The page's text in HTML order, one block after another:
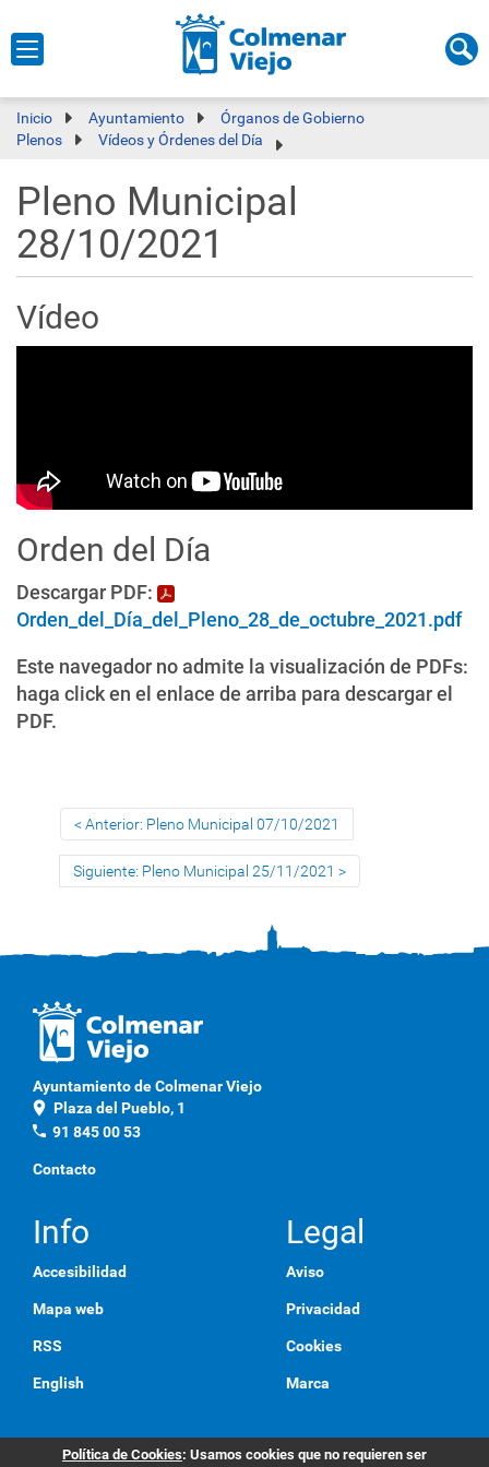
Inicio Ayuntamiento
Órganos de Gobierno
Plenos
Vídeos y Órdenes del Día
Pleno Municipal
28/10/2021
Vídeo
Orden del Día
Descargar PDF:
Orden_del_Día_del_Pleno_28_de_octubre_2021.pdf
Este navegador no admite la visualización de PDFs:
haga click en el enlace de arriba para descargar el
PDF.
Anterior: Pleno Municipal 07/10/2021
Siguiente: Pleno Municipal 25/11/2021
Ayuntamiento de Colmenar Viejo
location_on Plaza del Pueblo, 1
phone 91 845 00 53
Contacto
Info
Accesibilidad
Mapa web
RSS
English
Legal
Aviso
Privacidad
Cookies
Marca
Política de Cookies: Usamos cookies que no requieren ser